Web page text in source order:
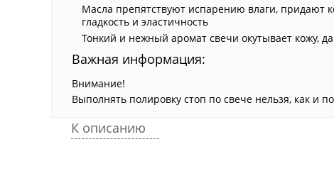
Масла препятствуют испарению влаги, придают
гладкость и эластичность
Тонкий и нежный аромат свечи окутывает кожу,
Важная информация:
Внимание!
Выполнять полировку стоп по свече нельзя, как и
К описанию